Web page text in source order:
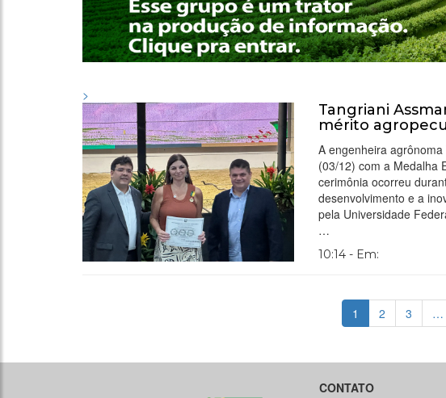
>
Tangriani
mérito
A engenheira
(03/12) com a Medalha
cerimônia ocorreu
desenvolvimento e a
pela Universidade
…
10:14 - Em:
1 2 3 …
CONTATO